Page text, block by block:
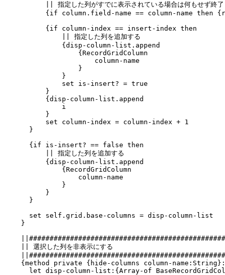
|| 指定した列がすでに表示されている場合は何もせず終了
{if column.field-name == column-name then
{if column-index == insert-index then
|| 指定した列を追加する
{disp-column-list.append
{RecordGridColumn
column-name
}
}
set is-insert? = true
}
{disp-column-list.append
i
}
set column-index = column-index + 1
}
{if is-insert? == false then
|| 指定した列を追加する
{disp-column-list.append
{RecordGridColumn
column-name
}
}
}
set self.grid.base-columns = disp-column-list
}
|| 選択した列を非表示にする
{method private {hide-columns column-
let disp-column-list:{Array-of